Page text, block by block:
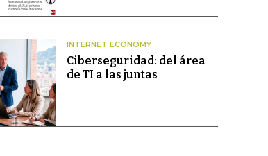
INTERNET ECONOMY
Ciberseguridad: del área
de TI a las juntas